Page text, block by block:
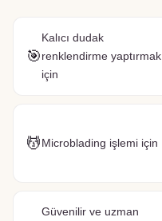
🎯
Kalıcı dudak
renklendirme yaptırmak
için
💆Microblading işlemi için
Güvenilir ve uzman